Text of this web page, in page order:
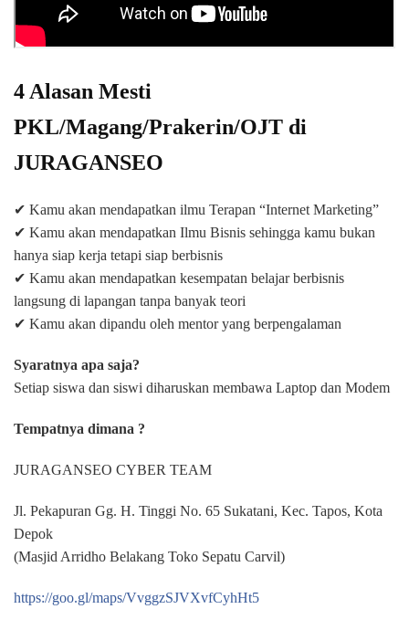
4 Alasan Mesti
PKL/Magang/Prakerin/OJT di
JURAGANSEO
✔ Kamu akan mendapatkan ilmu Terapan “Internet Marketing”
✔ Kamu akan mendapatkan Ilmu Bisnis sehingga kamu bukan
hanya siap kerja tetapi siap berbisnis
✔ Kamu akan mendapatkan kesempatan belajar berbisnis
langsung di lapangan tanpa banyak teori
✔ Kamu akan dipandu oleh mentor yang berpengalaman
Syaratnya apa saja?
Setiap siswa dan siswi diharuskan membawa Laptop dan Modem
Tempatnya dimana ?
JURAGANSEO CYBER TEAM
Jl. Pekapuran Gg. H. Tinggi No. 65 Sukatani, Kec. Tapos, Kota
Depok
(Masjid Arridho Belakang Toko Sepatu Carvil)
https://goo.gl/maps/VvggzSJVXvfCyhHt5